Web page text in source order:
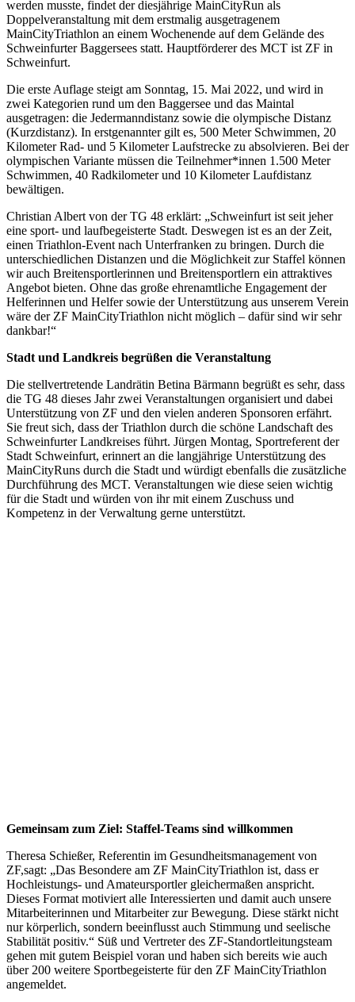
werden musste, findet der diesjährige MainCityRun als
Doppelveranstaltung mit dem erstmalig ausgetragenem
MainCityTriathlon an einem Wochenende auf dem Gelände des
Schweinfurter Baggersees statt. Hauptförderer des MCT ist ZF in
Schweinfurt.
Die erste Auflage steigt am Sonntag, 15. Mai 2022, und wird in
zwei Kategorien rund um den Baggersee und das Maintal
ausgetragen: die Jedermanndistanz sowie die olympische Distanz
(Kurzdistanz). In erstgenannter gilt es, 500 Meter Schwimmen, 20
Kilometer Rad- und 5 Kilometer Laufstrecke zu absolvieren. Bei der
olympischen Variante müssen die Teilnehmer*innen 1.500 Meter
Schwimmen, 40 Radkilometer und 10 Kilometer Laufdistanz
bewältigen.
Christian Albert von der TG 48 erklärt: „Schweinfurt ist seit jeher
eine sport- und laufbegeisterte Stadt. Deswegen ist es an der Zeit,
einen Triathlon-Event nach Unterfranken zu bringen. Durch die
unterschiedlichen Distanzen und die Möglichkeit zur Staffel können
wir auch Breitensportlerinnen und Breitensportlern ein attraktives
Angebot bieten. Ohne das große ehrenamtliche Engagement der
Helferinnen und Helfer sowie der Unterstützung aus unserem Verein
wäre der ZF MainCityTriathlon nicht möglich – dafür sind wir sehr
dankbar!“
Stadt und Landkreis begrüßen die Veranstaltung
Die stellvertretende Landrätin Betina Bärmann begrüßt es sehr, dass
die TG 48 dieses Jahr zwei Veranstaltungen organisiert und dabei
Unterstützung von ZF und den vielen anderen Sponsoren erfährt.
Sie freut sich, dass der Triathlon durch die schöne Landschaft des
Schweinfurter Landkreises führt. Jürgen Montag, Sportreferent der
Stadt Schweinfurt, erinnert an die langjährige Unterstützung des
MainCityRuns durch die Stadt und würdigt ebenfalls die zusätzliche
Durchführung des MCT. Veranstaltungen wie diese seien wichtig
für die Stadt und würden von ihr mit einem Zuschuss und
Kompetenz in der Verwaltung gerne unterstützt.
Gemeinsam zum Ziel: Staffel-Teams sind willkommen
Theresa Schießer, Referentin im Gesundheitsmanagement von
ZF,sagt: „Das Besondere am ZF MainCityTriathlon ist, dass er
Hochleistungs- und Amateursportler gleichermaßen anspricht.
Dieses Format motiviert alle Interessierten und damit auch unsere
Mitarbeiterinnen und Mitarbeiter zur Bewegung. Diese stärkt nicht
nur körperlich, sondern beeinflusst auch Stimmung und seelische
Stabilität positiv.“ Süß und Vertreter des ZF-Standortleitungsteam
gehen mit gutem Beispiel voran und haben sich bereits wie auch
über 200 weitere Sportbegeisterte für den ZF MainCityTriathlon
angemeldet.